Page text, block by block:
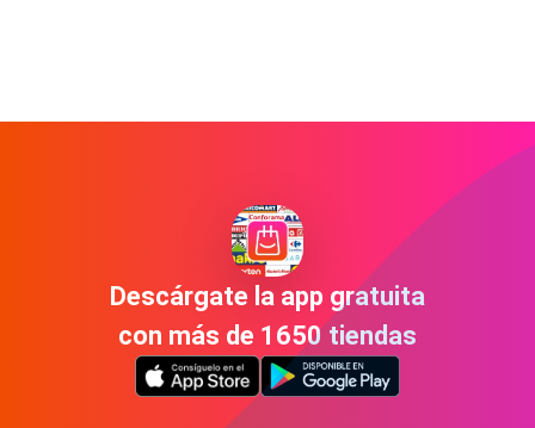
Descárgate la app gratuita
con más de 1650 tiendas